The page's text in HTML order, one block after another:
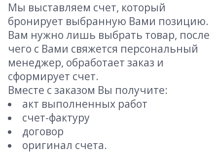
Мы выставляем счет, который
бронирует выбранную Вами позицию.
Вам нужно лишь выбрать товар, после
чего с Вами свяжется персональный
менеджер, обработает заказ и
сформирует счет.
Вместе с заказом Вы получите:
акт выполненных работ
счет-фактуру
договор
оригинал счета.